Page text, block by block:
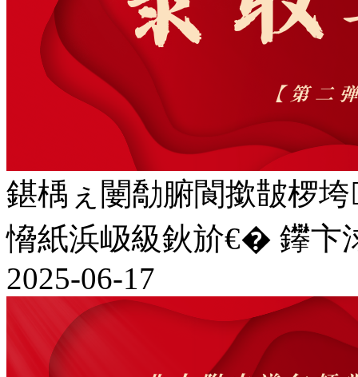
鍖楀ぇ闄勪腑閬撳皵椤
愶紙浜岋級鈥斺€� 鑻卞
2025-06-17